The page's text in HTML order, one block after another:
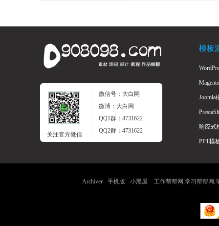
关注官方微信
微信号：大白网
微博：大白网
QQ1群：4731622
QQ2群：4731622
模板
Joomla
响应式
PPT模
Archiver 手机版 小黑屋 工作帮帮网,学习帮帮网,